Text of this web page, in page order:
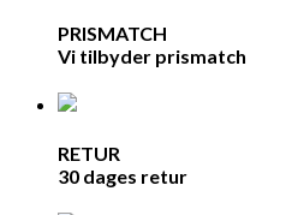
PRISMATCH
Vi tilbyder prismatch
RETUR
30 dages retur